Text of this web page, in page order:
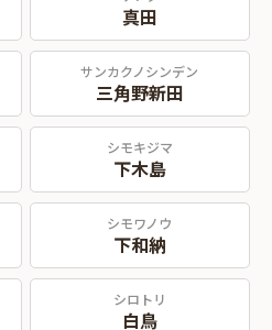
真田
サンカクノシンデン
三角野新田
シモキジマ
下木島
シモワノウ
下和納
シロトリ
白鳥